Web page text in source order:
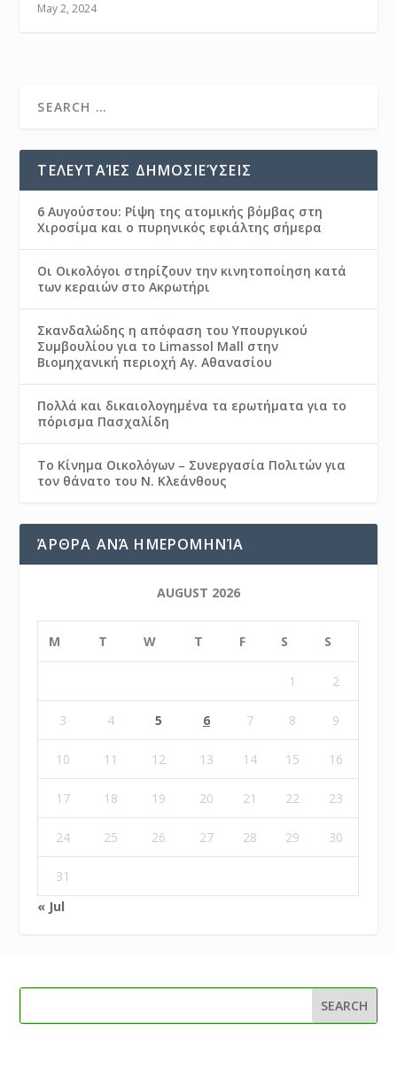
May 2, 2024
ΤΕΛΕΥΤΑΊΕΣ ΔΗΜΟΣΙΕΎΣΕΙΣ
6 Αυγούστου: Ρίψη της ατομικής βόμβας στη
Χιροσίμα και ο πυρηνικός εφιάλτης σήμερα
Οι Οικολόγοι στηρίζουν την κινητοποίηση κατά
των κεραιών στο Ακρωτήρι
Σκανδαλώδης η απόφαση του Υπουργικού
Συμβουλίου για το Limassol Mall στην
Βιομηχανική περιοχή Αγ. Αθανασίου
Πολλά και δικαιολογημένα τα ερωτήματα για το
πόρισμα Πασχαλίδη
Το Κίνημα Οικολόγων – Συνεργασία Πολιτών για
τον θάνατο του Ν. Κλεάνθους
ΆΡΘΡΑ ΑΝΆ ΗΜΕΡΟΜΗΝΊΑ
AUGUST 2026
M T W T F S S
1 2
3 4 5 6 7 8 9
10 11 12 13 14 15 16
17 18 19 20 21 22 23
24 25 26 27 28 29 30
31
« Jul